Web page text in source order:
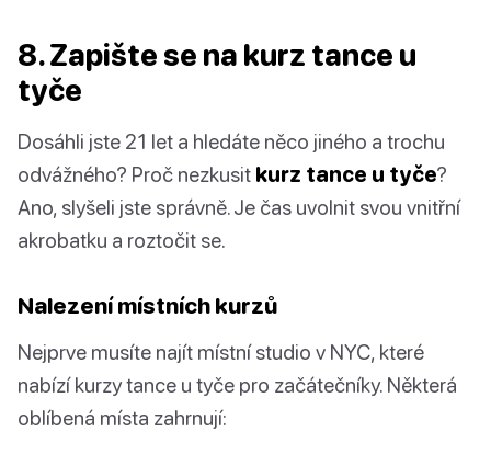
8. Zapište se na kurz tance u
tyče
Dosáhli jste 21 let a hledáte něco jiného a trochu
odvážného? Proč nezkusit kurz tance u tyče?
Ano, slyšeli jste správně. Je čas uvolnit svou vnitřní
akrobatku a roztočit se.
Nalezení místních kurzů
Nejprve musíte najít místní studio v NYC, které
nabízí kurzy tance u tyče pro začátečníky. Některá
oblíbená místa zahrnují: